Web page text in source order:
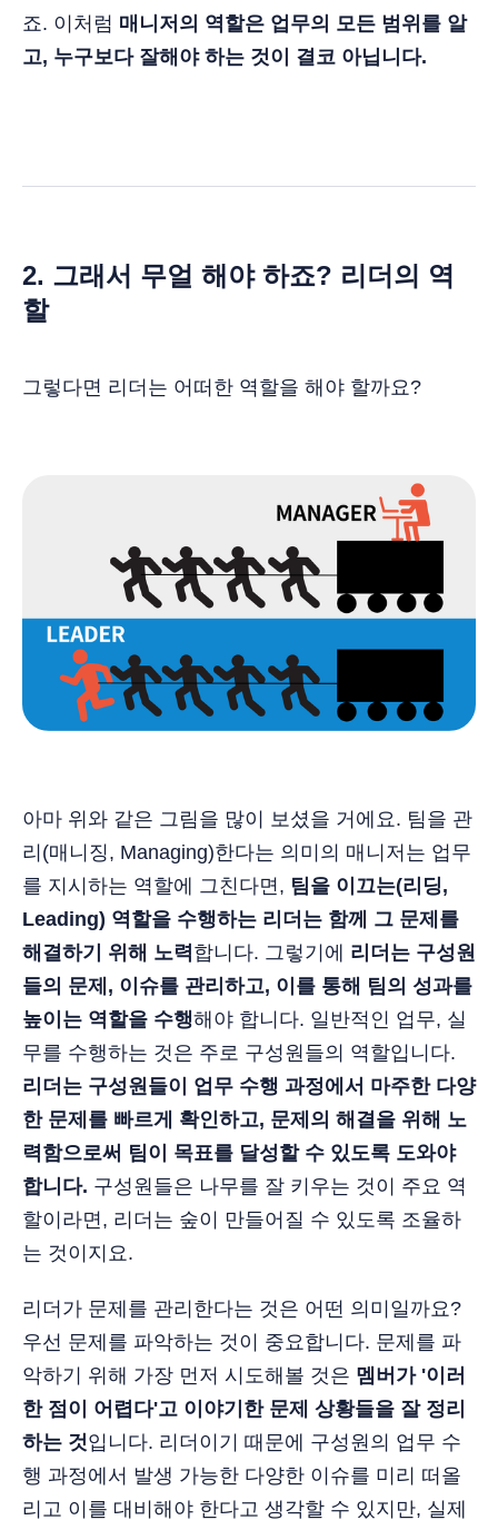
죠. 이처럼 매니저의 역할은 업무의 모든 범위를 알
고, 누구보다 잘해야 하는 것이 결코 아닙니다.
2. 그래서 무얼 해야 하죠? 리더의 역
할
그렇다면 리더는 어떠한 역할을 해야 할까요?
아마 위와 같은 그림을 많이 보셨을 거에요. 팀을 관
리(매니징, Managing)한다는 의미의 매니저는 업무
를 지시하는 역할에 그친다면, 팀을 이끄는(리딩,
Leading) 역할을 수행하는 리더는 함께 그 문제를
해결하기 위해 노력 합니다. 그렇기에 리더는 구성원
들의 문제, 이슈를 관리하고, 이를 통해 팀의 성과를
높이는 역할을 수행해야 합니다. 일반적인 업무, 실
무를 수행하는 것은 주로 구성원들의 역할입니다.
리더는 구성원들이 업무 수행 과정에서 마주한 다양
한 문제를 빠르게 확인하고, 문제의 해결을 위해 노
력함으로써 팀이 목표를 달성할 수 있도록 도와야
합니다. 구성원들은 나무를 잘 키우는 것이 주요 역
할이라면, 리더는 숲이 만들어질 수 있도록 조율하
는 것이지요.
리더가 문제를 관리한다는 것은 어떤 의미일까요?
우선 문제를 파악하는 것이 중요합니다. 문제를 파
악하기 위해 가장 먼저 시도해볼 것은 멤버가 '이러
한 점이 어렵다'고 이야기한 문제 상황들을 잘 정리
하는 것입니다. 리더이기 때문에 구성원의 업무 수
행 과정에서 발생 가능한 다양한 이슈를 미리 떠올
리고 이를 대비해야 한다고 생각할 수 있지만, 실제